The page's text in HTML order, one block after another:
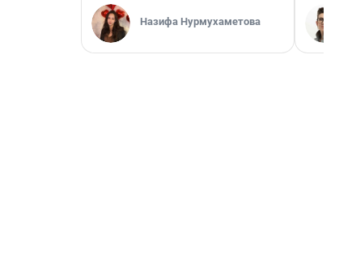
Назифа Нурмухаметова